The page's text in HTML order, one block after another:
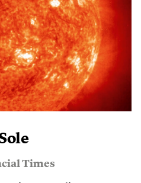
Times